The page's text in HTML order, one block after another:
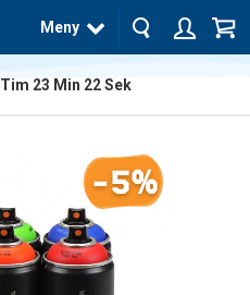
Meny
Tim 23 Min 21Sek
-5%